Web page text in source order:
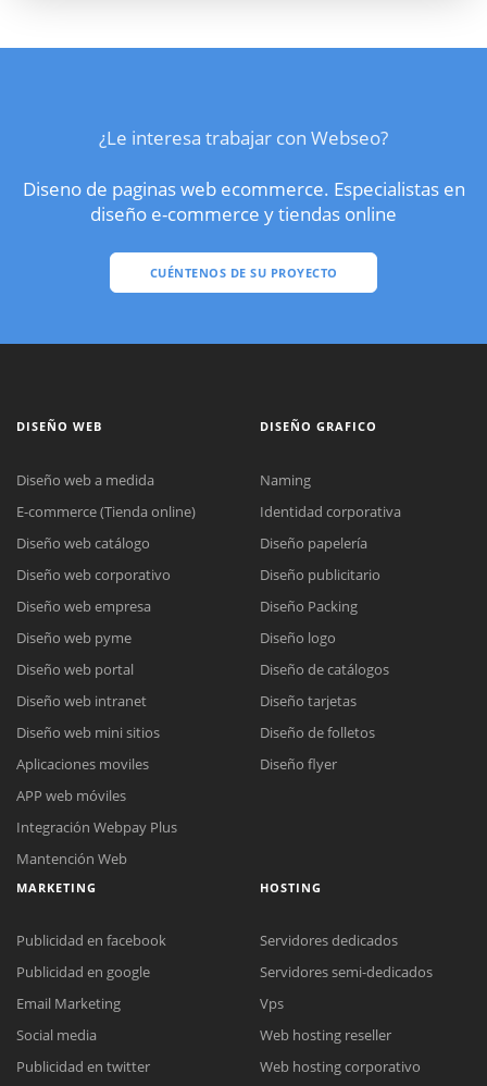
¿Le interesa trabajar con Webseo?
Diseno de paginas web ecommerce. Especialistas en
diseño e-commerce y tiendas online
CUÉNTENOS DE SU PROYECTO
DISEÑO WEB
Diseño web a medida
E-commerce (Tienda online)
Diseño web catálogo
Diseño web corporativo
Diseño web empresa
Diseño web pyme
Diseño web portal
Diseño web intranet
Diseño web mini sitios
Aplicaciones moviles
APP web móviles
Integración Webpay Plus
Mantención Web
DISEÑO GRAFICO
Naming
Identidad corporativa
Diseño papelería
Diseño publicitario
Diseño Packing
Diseño logo
Diseño de catálogos
Diseño tarjetas
Diseño de folletos
Diseño flyer
MARKETING
Publicidad en facebook
Publicidad en google
Email Marketing
Social media
Publicidad en twitter
HOSTING
Servidores dedicados
Servidores semi-dedicados
Vps
Web hosting reseller
Web hosting corporativo